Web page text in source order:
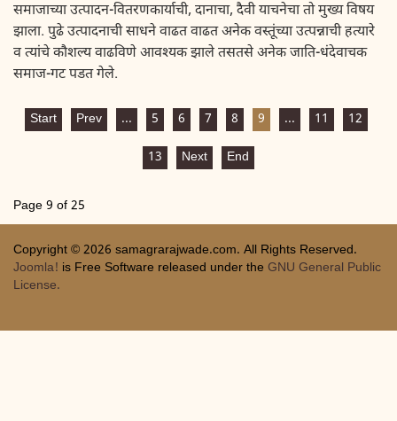
समाजाच्या उत्पादन-वितरणकार्याची, दानाचा, दैवी याचनेचा तो मुख्य विषय
झाला. पुढे उत्पादनाची साधने वाढत वाढत अनेक वस्तूंच्या उत्पन्नाची हत्यारे
व त्यांचे कौशल्य वाढविणे आवश्यक झाले तसतसे अनेक जाति-धंदेवाचक
समाज-गट पडत गेले.
Start Prev ... 5 6 7 8 9 ... 11 12
13 Next End
Page 9 of 25
Copyright © 2026 samagrarajwade.com. All Rights Reserved.
Joomla! is Free Software released under the GNU General Public
License.